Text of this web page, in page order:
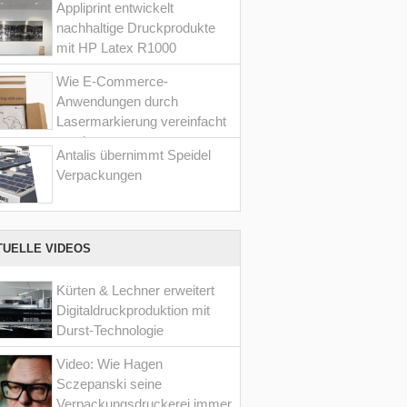
Appliprint entwickelt
nachhaltige Druckprodukte
mit HP Latex R1000
Wie E-Commerce-
Anwendungen durch
Lasermarkierung vereinfacht
werden
Antalis übernimmt Speidel
Verpackungen
VIDEOS
Kürten & Lechner erweitert
Digitaldruckproduktion mit
Durst-Technologie
Video: Wie Hagen
Sczepanski seine
Verpackungsdruckerei immer